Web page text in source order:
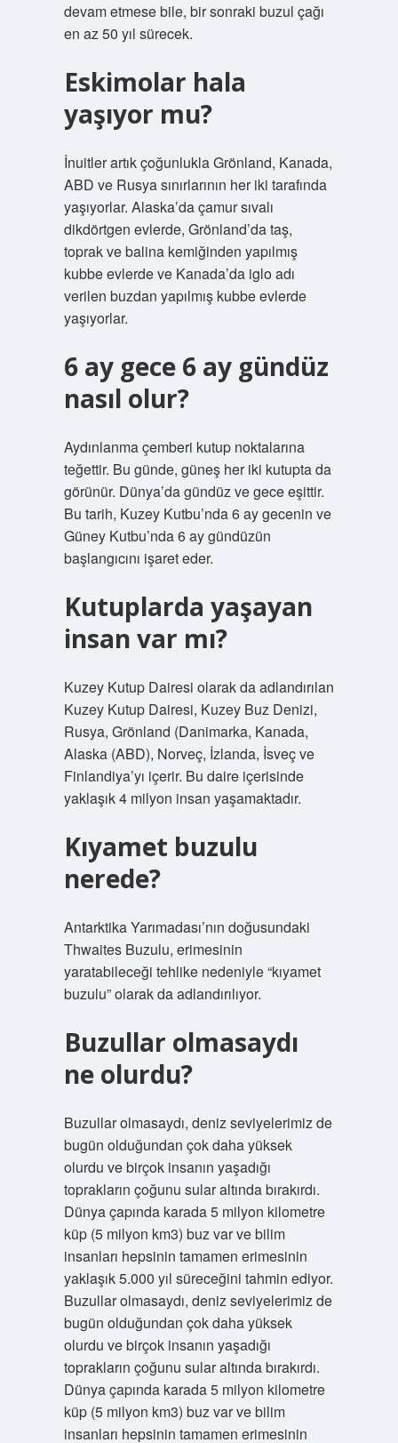
devam etmese bile, bir sonraki buzul çağı
en az 50 yıl sürecek.
Eskimolar hala
yaşıyor mu?
İnuitler artık çoğunlukla Grönland, Kanada,
ABD ve Rusya sınırlarının her iki tarafında
yaşıyorlar. Alaska’da çamur sıvalı
dikdörtgen evlerde, Grönland’da taş,
toprak ve balina kemiğinden yapılmış
kubbe evlerde ve Kanada’da iglo adı
verilen buzdan yapılmış kubbe evlerde
yaşıyorlar.
6 ay gece 6 ay gündüz
nasıl olur?
Aydınlanma çemberi kutup noktalarına
teğettir. Bu günde, güneş her iki kutupta da
görünür. Dünya’da gündüz ve gece eşittir.
Bu tarih, Kuzey Kutbu’nda 6 ay gecenin ve
Güney Kutbu’nda 6 ay gündüzün
başlangıcını işaret eder.
Kutuplarda yaşayan
insan var mı?
Kuzey Kutup Dairesi olarak da adlandırılan
Kuzey Kutup Dairesi, Kuzey Buz Denizi,
Rusya, Grönland (Danimarka, Kanada,
Alaska (ABD), Norveç, İzlanda, İsveç ve
Finlandiya’yı içerir. Bu daire içerisinde
yaklaşık 4 milyon insan yaşamaktadır.
Kıyamet buzulu
nerede?
Antarktika Yarımadası’nın doğusundaki
Thwaites Buzulu, erimesinin
yaratabileceği tehlike nedeniyle “kıyamet
buzulu” olarak da adlandırılıyor.
Buzullar olmasaydı
ne olurdu?
Buzullar olmasaydı, deniz seviyelerimiz de
bugün olduğundan çok daha yüksek
olurdu ve birçok insanın yaşadığı
toprakların çoğunu sular altında bırakırdı.
Dünya çapında karada 5 milyon kilometre
küp (5 milyon km3) buz var ve bilim
insanları hepsinin tamamen erimesinin
yaklaşık 5.000 yıl süreceğini tahmin ediyor.
Buzullar olmasaydı, deniz seviyelerimiz de
bugün olduğundan çok daha yüksek
olurdu ve birçok insanın yaşadığı
toprakların çoğunu sular altında bırakırdı.
Dünya çapında karada 5 milyon kilometre
küp (5 milyon km3) buz var ve bilim
insanları hepsinin tamamen erimesinin